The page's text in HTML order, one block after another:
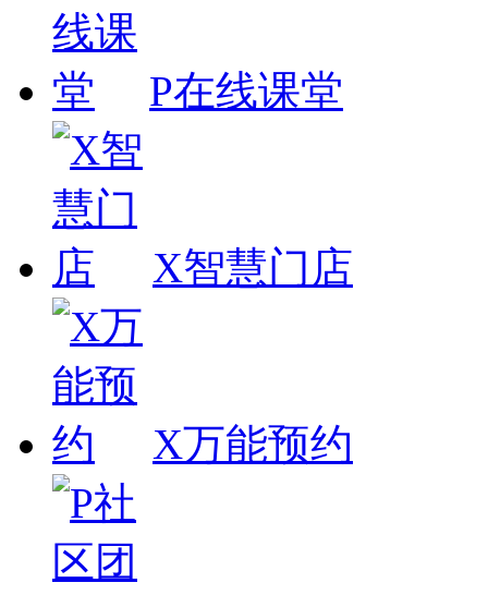
P在线课堂
X智慧门店
X万能预约